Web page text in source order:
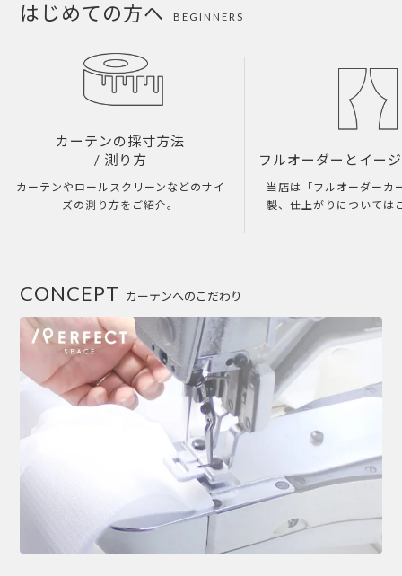
はじめての方へ BEGINNERS
カーテンの採寸方法
/ 測り方
カーテンやロールスクリーンなどのサイ
ズの測り方をご紹介。
フルオーダーとイー
当店は「フルオーダーカ
製、仕上がりについては
カーテンへのこだわり
CONCEPT